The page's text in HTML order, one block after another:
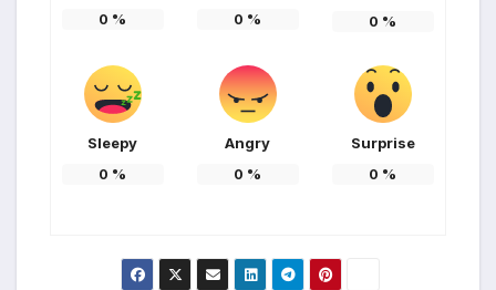
0 % 0 % 0 %
Sleepy
0 %
Angry
0 %
Surprise
0 %